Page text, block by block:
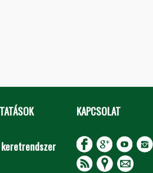
KAPCSOLAT